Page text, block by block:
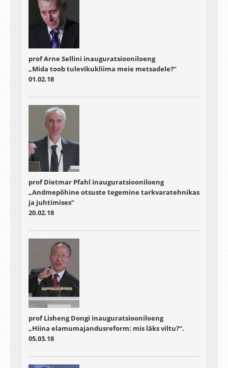
prof Arne Sellini inauguratsiooniloeng
„Mida toob tulevikukliima meie metsadele?“
01.02.18
prof Dietmar Pfahl inauguratsiooniloeng
„Andmepõhine otsuste tegemine tarkvaratehnikas
ja juhtimises“
20.02.18
prof Lisheng Dongi inauguratsiooniloeng
„Hiina elamumajandusreform: mis läks viltu?“.
05.03.18